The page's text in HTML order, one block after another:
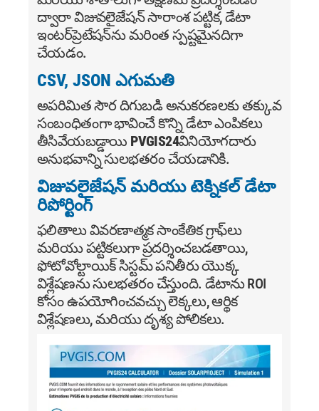
ద్వారా విజువలైజేషన్ సారాంశ పట్టిక, డేటా
ఇంటర్‌ప్రెటేషన్‌ను మరింత స్పష్టమైనదిగా
చేయడం.
CSV, JSON ఎగుమతి
అపరిమిత సౌర దిగుబడి అనుకరణలకు తక్కువ
సంబంధితంగా భావించే కొన్ని డేటా ఎంపికలు
తీసివేయబడ్డాయి PVGIS24వినియోగదారు
అనుభవాన్ని సులభతరం చేయడానికి.
విజువలైజేషన్ మరియు టెక్నికల్ డేటా
రిపోర్టింగ్
ఫలితాలు వివరణాత్మక సాంకేతిక గ్రాఫ్‌లు
మరియు పట్టికలుగా ప్రదర్శించబడతాయి,
ఫోటోవోల్టాయిక్ సిస్టమ్ పనితీరు యొక్క
విశ్లేషణను సులభతరం చేస్తుంది. డేటాను ROI
కోసం ఉపయోగించవచ్చు లెక్కలు, ఆర్థిక
విశ్లేషణలు, మరియు దృశ్య పోలికలు.